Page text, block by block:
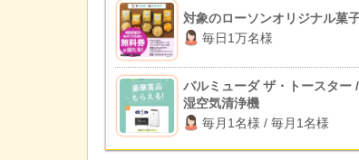
対象のローソンオリジナル菓
毎日1万名様
バルミューダ ザ・トースター
湿空気清浄機
毎月1名様 / 毎月1名様